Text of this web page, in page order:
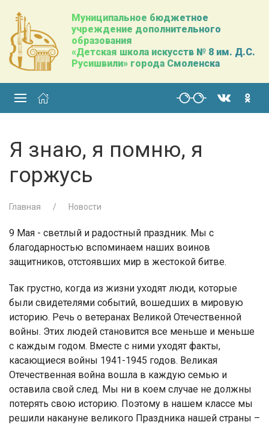
Муниципальное бюджетное
учреждение дополнительного
образования
«Детская школа искусств № 8 им. Д.С.
Русишвили» города Смоленска
Я знаю, я помню, я
горжусь
Главная Новости
9 Мая - светлый и радостный праздник. Мы с
благодарностью вспоминаем наших воинов
защитников, отстоявших мир в жестокой битве.
Так грустно, когда из жизни уходят люди, которые
были свидетелями событий, вошедших в мировую
историю. Речь о ветеранах Великой Отечественной
войны. Этих людей становится все меньше и меньше
с каждым годом. Вместе с ними уходят факты,
касающиеся войны 1941-1945 годов. Великая
Отечественная война вошла в каждую семью и
оставила свой след. Мы ни в коем случае не должны
потерять свою историю. Поэтому в нашем классе мы
решили накануне великого Праздника нашей страны –